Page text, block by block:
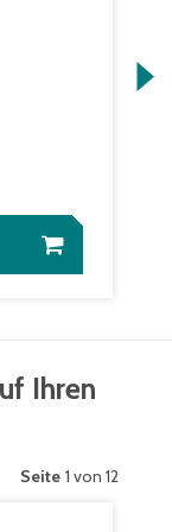
Ihren
Seite 1 von 12